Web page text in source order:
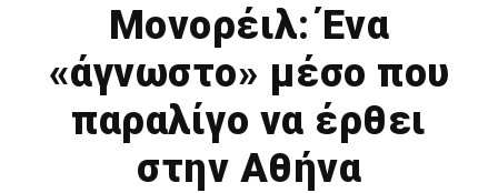
Μονορέιλ: Ένα
«άγνωστο» μέσο που
παραλίγο να έρθει
στην Αθήνα